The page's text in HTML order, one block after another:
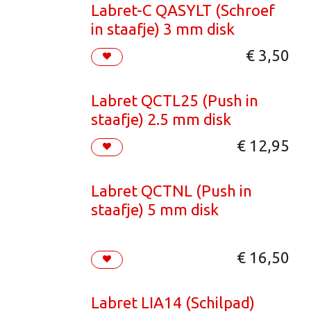
Labret-C QASYLT (Schroef
in staafje) 3 mm disk
€ 3,50
Labret QCTL25 (Push in
staafje) 2.5 mm disk
€ 12,95
Labret QCTNL (Push in
staafje) 5 mm disk
€ 16,50
Labret LIA14 (Schilpad)